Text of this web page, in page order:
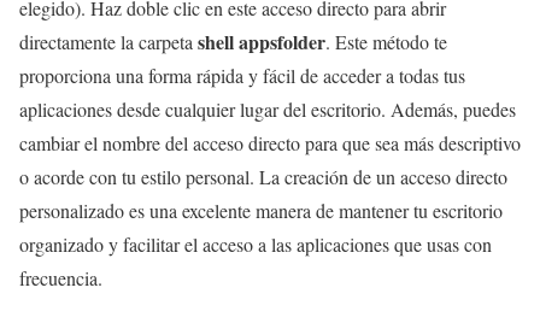
elegido). Haz doble clic en este acceso directo para abrir
directamente la carpeta shell appsfolder. Este método te
proporciona una forma rápida y fácil de acceder a todas tus
aplicaciones desde cualquier lugar del escritorio. Además, puedes
cambiar el nombre del acceso directo para que sea más descriptivo
o acorde con tu estilo personal. La creación de un acceso directo
personalizado es una excelente manera de mantener tu escritorio
organizado y facilitar el acceso a las aplicaciones que usas con
frecuencia.